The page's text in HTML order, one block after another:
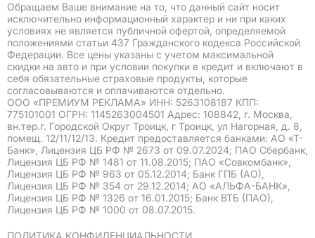
Обращаем Ваше внимание на то, что данный сайт носит
исключительно информационный характер и ни при каких
условиях не является публичной офертой, определяемой
положениями статьи 437 Гражданского кодекса Российской
Федерации. Все цены указаны с учетом максимальной
скидки на авто и при условии покупки в кредит и включают в
себя обязательные страховые продукты, которые
согласовываются и оплачиваются отдельно.
ООО «ПРЕМИУМ РЕКЛАМА» ИНН: 5263108187 КПП:
775101001 ОГРН: 1145263004501 Адрес: 108842, г. Москва,
вн.тер.г. Городской Округ Троицк, г Троицк, ул Нагорная, д. 8,
помещ. 12/11/12/13. Кредит предоставляется банками: АО «Т-
Банк», Лицензия ЦБ РФ № 2673 от 09.07.2024; ПАО Сбербанк,
Лицензия ЦБ РФ № 1481 от 11.08.2015; ПАО «Совкомбанк»,
Лицензия ЦБ РФ № 963 от 05.12.2014; Банк ГПБ (АО),
Лицензия ЦБ РФ № 354 от 29.12.2014; АО «АЛЬФА-БАНК»,
Лицензия ЦБ РФ № 1326 от 16.01.2015; Банк ВТБ (ПАО),
Лицензия ЦБ РФ № 1000 от 08.07.2015.
ПОЛИТИКА КОНФИДЕНЦИАЛЬНОСТИ